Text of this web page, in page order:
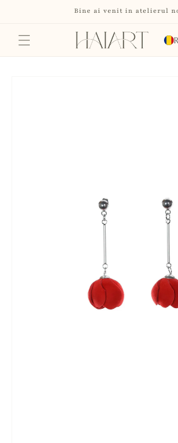
Bine ai venit in atelierul